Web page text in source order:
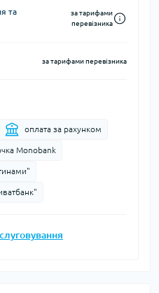
та
за тарифами
перевізника
за тарифами перевізника
оплата за рахунком
Monobank